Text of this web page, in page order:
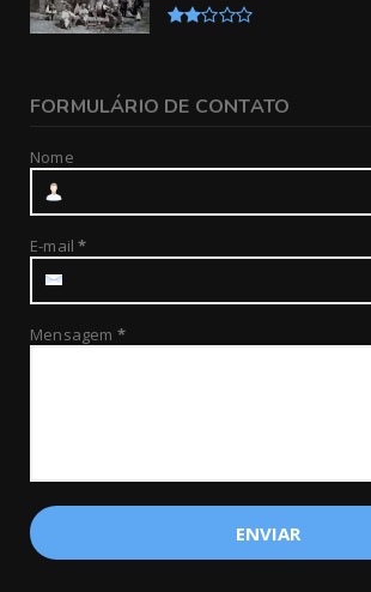
FORMULÁRIO DE CONTATO
Nome
E-mail*
Mensagem *